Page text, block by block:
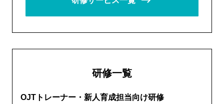
研修一覧
OJTトレーナー・新人育成担当向け研修